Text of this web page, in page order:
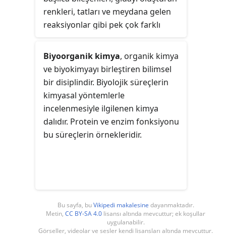
renkleri, tatları ve meydana gelen
reaksiyonlar gibi pek çok farklı
Biyoorganik kimya, organik kimya
ve biyokimyayı birleştiren bilimsel
bir disiplindir. Biyolojik süreçlerin
kimyasal yöntemlerle
incelenmesiyle ilgilenen kimya
dalıdır. Protein ve enzim fonksiyonu
bu süreçlerin örnekleridir.
Bu sayfa, buVikipedi makalesine dayanmaktadır.
Metin, CC BY-SA 4.0 lisansı altında mevcuttur; ek koşullar
uygulanabilir.
Görseller, videolar ve sesler kendi lisansları altında mevcuttur.